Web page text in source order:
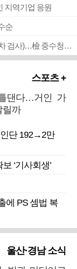
지역기업 응원
순
■ 검사 신분 버리고 직급하향(10년 이하 저연차 검사)…檢 중수청행 기피
스포츠 +
댄다…거인 가
릴까
단 192→2만
‘기사회생’
에 PS 셈법 복
울산·경남 소식